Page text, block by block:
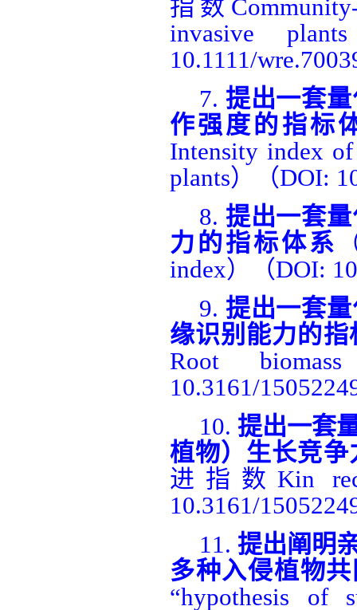
指数
invasive
10.1111/
7. 提出一套
作强度的指标
Intensity index
plants）（DOI:
8. 提出一套
力的指标体系
index）（DOI:
9. 提出一套
缘识别能力的指
Root
10.3161/
10. 提出一套
植物）生长竞
进指数 Kin
10.3161/
11. 提出阐明
多种入侵植物
“hypothesis of